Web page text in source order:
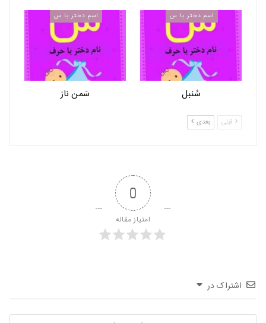
اسم دختر با س
سُنبل
اسم دختر با س
سَمن ناز
قبلی بعدی
0
امتیاز مقاله
اشتراک در